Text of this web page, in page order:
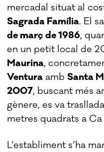
mercadal situat al
Sagrada Família. El
de març de 1986,
en un petit local de
Maurina,
Ventura ambSanta
2007, buscant més
gènere, es va
metres quadrats a Ca
L’establiment s’ha